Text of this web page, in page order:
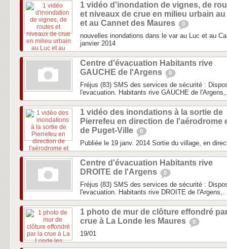
1 vidéo d'inondation de vignes, de
et niveaux de crue en milieu urbain
et au Cannet des Maures
0
nouvelles inondations dans le var au Luc et au
janvier 2014
Centre d'évacuation Habitants rive
GAUCHE de l'Argens
0
Fréjus (83) SMS des services de sécurité :
l'evacuation. Habitants rive GAUCHE de
1 vidéo des inondations à la sortie de
Pierrefeu en direction de l'aérodrome
de Puget-Ville
0
Publiée le 19 janv. 2014 Sortie du village, en
Centre d'évacuation Habitants rive
DROITE de l'Argens
0
Fréjus (83) SMS des services de sécurité :
l'evacuation. Habitants rive DROITE de
1 photo de mur de clôture effondré
crue à La Londe les Maures
0
19/01